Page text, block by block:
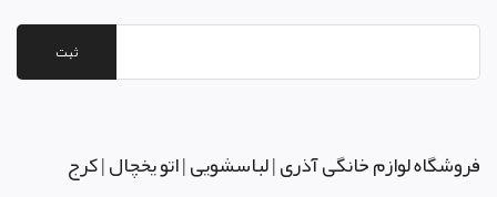
ثبت
فروشگاه لوازم خانگی آذری | لباسشویی | اتو یخچال | کرج